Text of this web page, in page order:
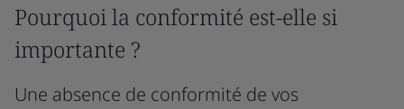
Pourquoi la conformité est-elle si
importante ?
Une absence de conformité de vos